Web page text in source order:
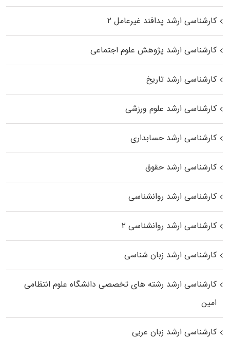
کارشناسی ارشد پدافند غیرعامل ۲
کارشناسی ارشد پژوهش علوم اجتماعی
کارشناسی ارشد تاریخ
کارشناسی ارشد علوم ورزشی
کارشناسی ارشد حسابداری
کارشناسی ارشد حقوق
کارشناسی ارشد روانشناسی
کارشناسی ارشد روانشناسی ۲
کارشناسی ارشد زبان شناسی
کارشناسی ارشد رﺷﺘﻪ ﻫﺎی تخصصی داﻧﺸﮕﺎه ﻋﻠﻮم انتظامی
اﻣﻴﻦ
کارشناسی ارشد زبان عربی